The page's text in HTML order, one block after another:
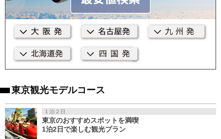
東京観光モデルコース
１泊２日
東京のおすすめスポットを満喫
1泊2日で楽しむ観光プラン